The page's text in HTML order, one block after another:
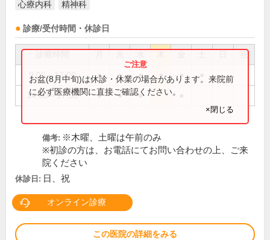
心療内科 精神科
診療/受付時間・休診日
祝
9:00～12:00 ● ● ● ● ●
14:00～17:00 ● ● ●
お盆(8月中旬)は休診・休業の場合があります。来院前
に必ず医療機関に直接ご確認ください。
×閉じる
備考: ※木曜、土曜は午前のみ
※初診の方は、お電話にてお問い合わせの上、ご来
院ください
休診日: 日、祝
オンライン診療
この医院の詳細をみる